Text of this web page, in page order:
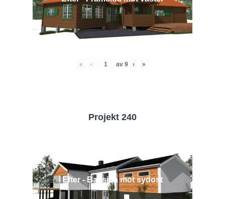
« ‹ av 9 › »
Projekt 240
Efter - Baksida mot sydost